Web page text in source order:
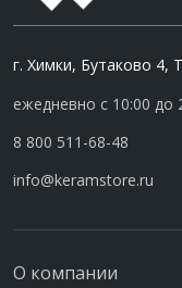
г. Химки, Бутаково 4,
ежедневно с 10:00 до
8 800 511-68-48
info@keramstore.ru
О компании